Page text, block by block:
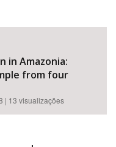
in Amazonia:
from four
| 13 visualizações